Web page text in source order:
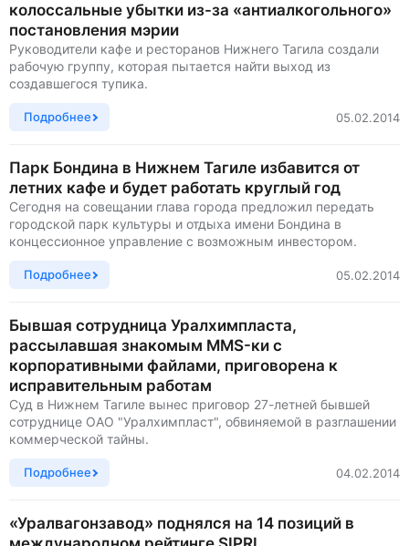
колоссальные убытки из-за «антиалкогольного»
постановления мэрии
Руководители кафе и ресторанов Нижнего Тагила создали
рабочую группу, которая пытается найти выход из
создавшегося тупика.
Подробнее 05.02.2014
Парк Бондина в Нижнем Тагиле избавится от
летних кафе и будет работать круглый год
Сегодня на совещании глава города предложил передать
городской парк культуры и отдыха имени Бондина в
концессионное управление с возможным инвестором.
Подробнее 05.02.2014
Бывшая сотрудница Уралхимпласта,
рассылавшая знакомым ММS-ки с
корпоративными файлами, приговорена к
исправительным работам
Суд в Нижнем Тагиле вынес приговор 27-летней бывшей
сотруднице ОАО "Уралхимпласт", обвиняемой в разглашении
коммерческой тайны.
Подробнее 04.02.2014
«Уралвагонзавод» поднялся на 14 позиций в